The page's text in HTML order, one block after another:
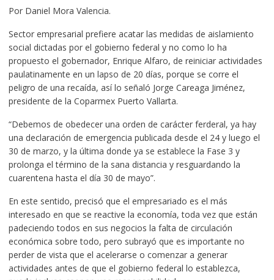
Por Daniel Mora Valencia.
Sector empresarial prefiere acatar las medidas de aislamiento
social dictadas por el gobierno federal y no como lo ha
propuesto el gobernador, Enrique Alfaro, de reiniciar actividades
paulatinamente en un lapso de 20 días, porque se corre el
peligro de una recaída, así lo señaló Jorge Careaga Jiménez,
presidente de la Coparmex Puerto Vallarta.
“Debemos de obedecer una orden de carácter ferderal, ya hay
una declaración de emergencia publicada desde el 24 y luego el
30 de marzo, y la última donde ya se establece la Fase 3 y
prolonga el término de la sana distancia y resguardando la
cuarentena hasta el día 30 de mayo”.
En este sentido, precisó que el empresariado es el más
interesado en que se reactive la economía, toda vez que están
padeciendo todos en sus negocios la falta de circulación
económica sobre todo, pero subrayó que es importante no
perder de vista que el acelerarse o comenzar a generar
actividades antes de que el gobierno federal lo establezca,